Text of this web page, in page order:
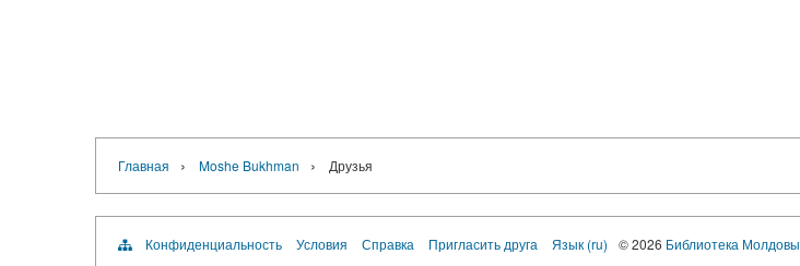
Главная › Moshe Bukhman › Друзья
Конфиденциальность Условия Справка Пригласить друга Язык (ru) © 2026 Библиотека Молдовы